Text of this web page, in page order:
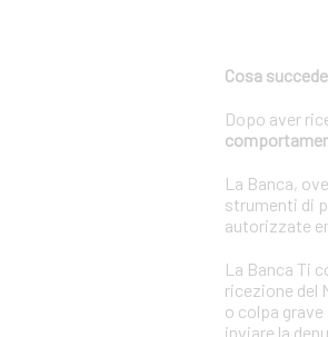
Cosa
Dopo aver
La Banca,
strumenti di
autorizzate
La Banca Ti
ricezione del
o colpa
inviare la